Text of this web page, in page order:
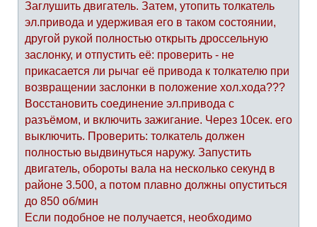
Заглушить двигатель. Затем, утопить толкатель
эл.привода и удерживая его в таком состоянии,
другой рукой полностью открыть дроссельную
заслонку, и отпустить её: проверить - не
прикасается ли рычаг её привода к толкателю при
возвращении заслонки в положение хол.хода???
Восстановить соединение эл.привода с
разъёмом, и включить зажигание. Через 10сек. его
выключить. Проверить: толкатель должен
полностью выдвинуться наружу. Запустить
двигатель, обороты вала на несколько секунд в
районе 3.500, а потом плавно должны опуститься
до 850 об/мин
Если подобное не получается, необходимо